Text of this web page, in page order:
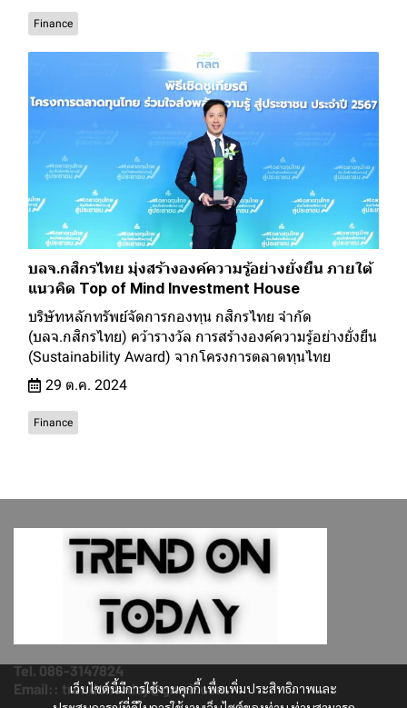
Finance
บลจ.กสิกรไทย มุ่งสร้างองค์ความรู้อย่างยั่งยืน ภายใต้
แนวคิด Top of Mind Investment House
บริษัทหลักทรัพย์จัดการกองทุน กสิกรไทย จำกัด
(บลจ.กสิกรไทย) คว้ารางวัล การสร้างองค์ความรู้อย่างยั่งยืน
(Sustainability Award) จากโครงการตลาดทุนไทย
29 ต.ค. 2024
Finance
เว็บไซต์นี้มีการใช้งานคุกกี้ เพื่อเพิ่มประสิทธิภาพและ
Tel. 086-3147824
Email:: trendontoday@gmail.com